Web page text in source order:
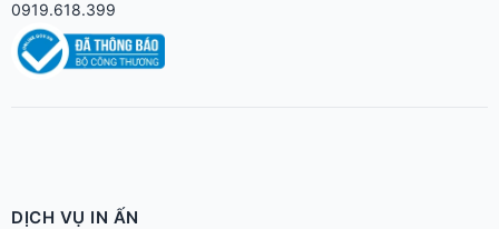
0919.618.399
DỊCH VỤ IN ẤN